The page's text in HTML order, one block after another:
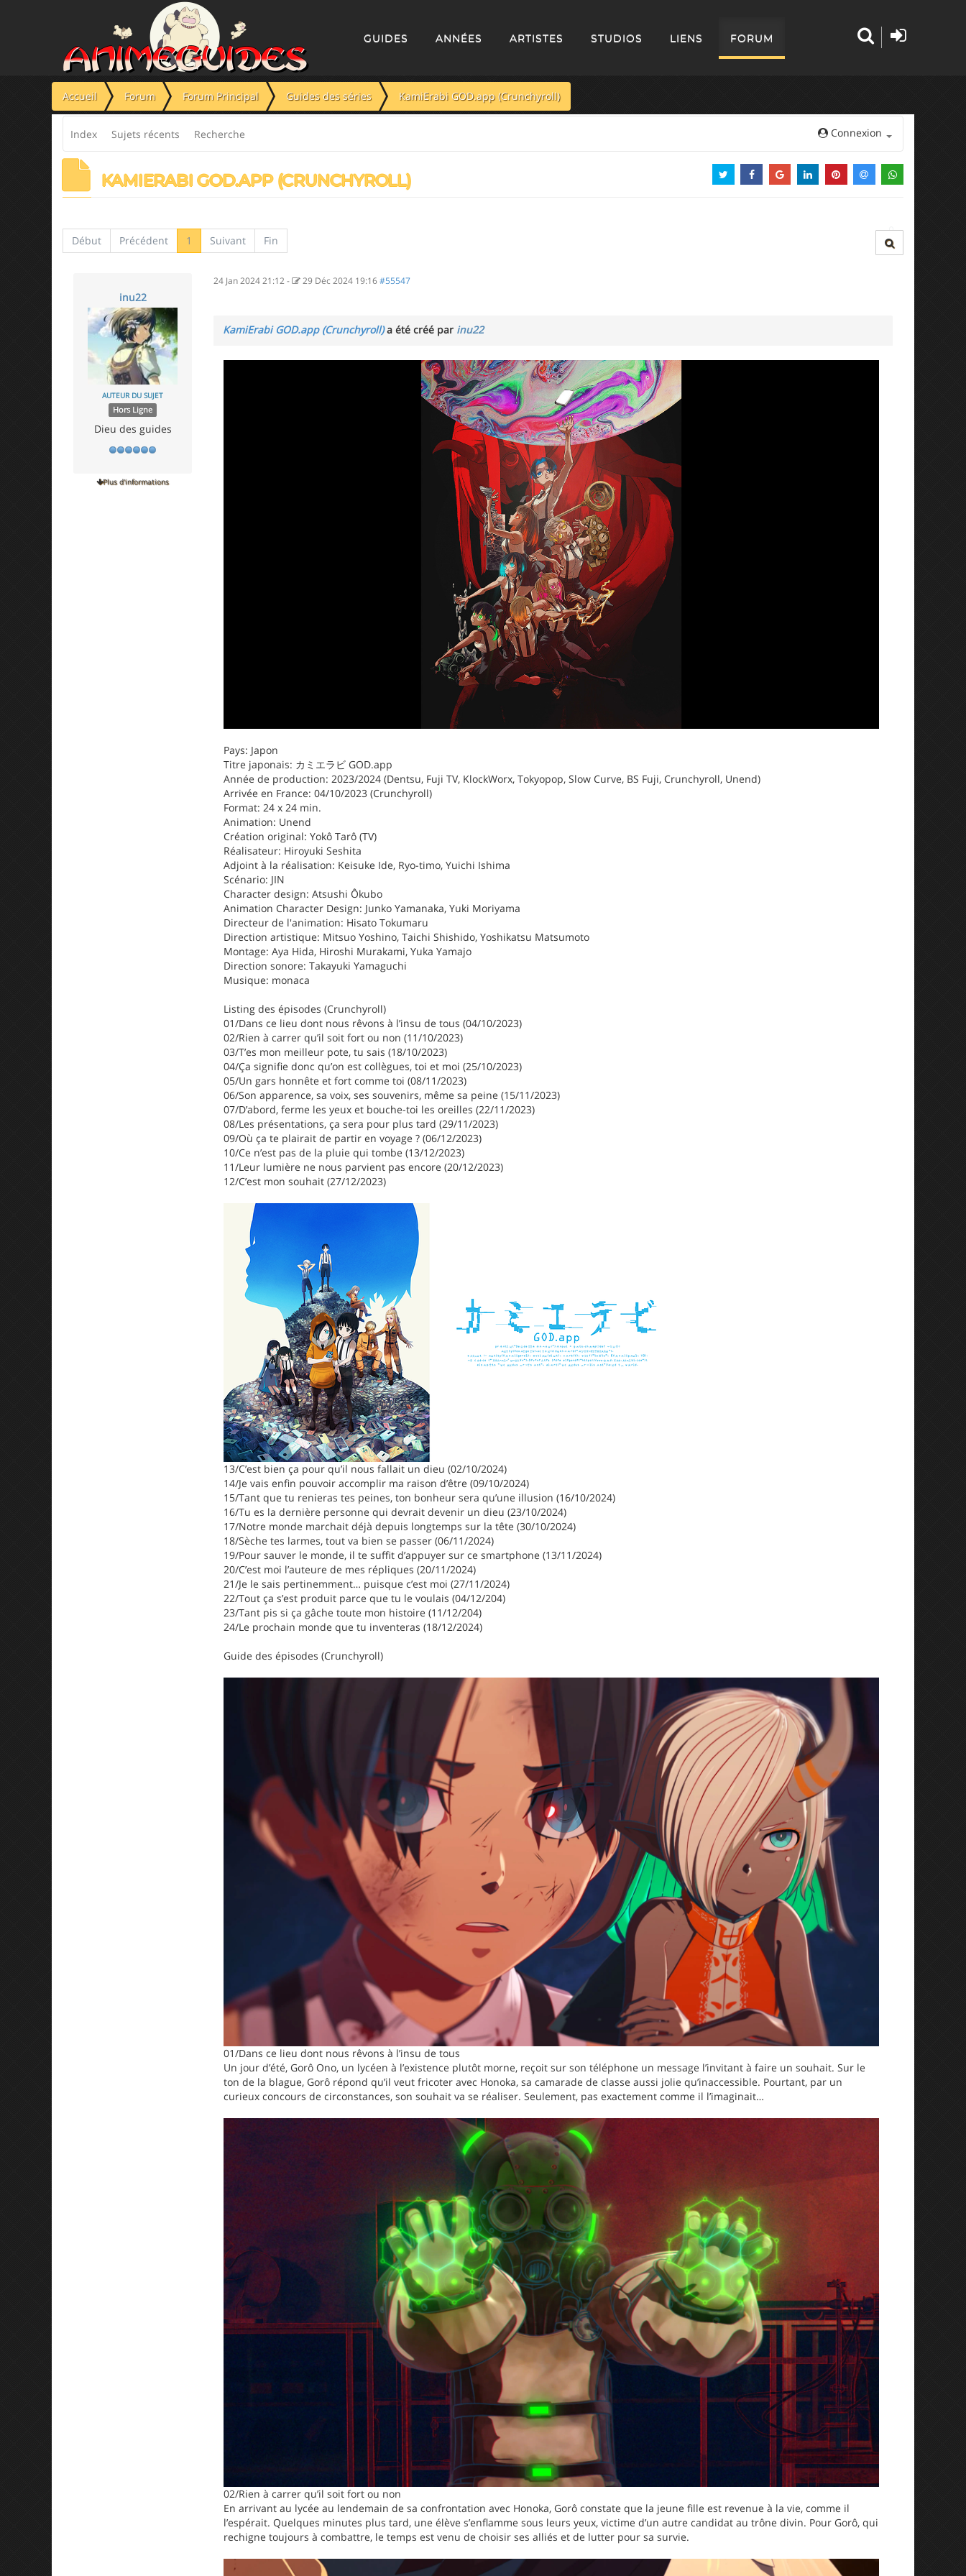
GUIDES ANNÉES ARTISTES STUDIOS LIENS FORUM
Accueil Forum Forum Principal Guides des séries KamiErabi GOD.app (Crunchyroll)
Index Sujets récents Recherche Connexion
KAMIERABI GOD.APP (CRUNCHYROLL)
Début Précédent 1 Suivant Fin
inu22
AUTEUR DU SUJET
Hors Ligne
Dieu des guides
Plus d'informations
24 Jan 2024 21:12 - 29 Déc 2024 19:16#55547
KamiErabi GOD.app (Crunchyroll)a été créé par inu22
Pays: Japon
Titre japonais: カミエラビ GOD.app
Année de production: 2023/2024 (Dentsu, Fuji TV, KlockWorx, Tokyopop, Slow Curve, BS Fuji, Crunchyroll, Unend)
Arrivée en France: 04/10/2023 (Crunchyroll)
Format: 24 x 24 min.
Animation: Unend
Création original: Yokô Tarô (TV)
Réalisateur: Hiroyuki Seshita
Adjoint à la réalisation: Keisuke Ide, Ryo-timo, Yuichi Ishima
Scénario: JIN
Character design: Atsushi Ôkubo
Animation Character Design: Junko Yamanaka, Yuki Moriyama
Directeur de l'animation: Hisato Tokumaru
Direction artistique: Mitsuo Yoshino, Taichi Shishido, Yoshikatsu Matsumoto
Montage: Aya Hida, Hiroshi Murakami, Yuka Yamajo
Direction sonore: Takayuki Yamaguchi
Musique: monaca
Listing des épisodes (Crunchyroll)
01/Dans ce lieu dont nous rêvons à l’insu de tous (04/10/2023)
02/Rien à carrer qu’il soit fort ou non (11/10/2023)
03/T’es mon meilleur pote, tu sais (18/10/2023)
04/Ça signifie donc qu’on est collègues, toi et moi (25/10/2023)
05/Un gars honnête et fort comme toi (08/11/2023)
06/Son apparence, sa voix, ses souvenirs, même sa peine (15/11/2023)
07/D’abord, ferme les yeux et bouche-toi les oreilles (22/11/2023)
08/Les présentations, ça sera pour plus tard (29/11/2023)
09/Où ça te plairait de partir en voyage ? (06/12/2023)
10/Ce n’est pas de la pluie qui tombe (13/12/2023)
11/Leur lumière ne nous parvient pas encore (20/12/2023)
12/C’est mon souhait (27/12/2023)
13/C’est bien ça pour qu’il nous fallait un dieu (02/10/2024)
14/Je vais enfin pouvoir accomplir ma raison d’être (09/10/2024)
15/Tant que tu renieras tes peines, ton bonheur sera qu’une illusion (16/10/2024)
16/Tu es la dernière personne qui devrait devenir un dieu (23/10/2024)
17/Notre monde marchait déjà depuis longtemps sur la tête (30/10/2024)
18/Sèche tes larmes, tout va bien se passer (06/11/2024)
19/Pour sauver le monde, il te suffit d’appuyer sur ce smartphone (13/11/2024)
20/C’est moi l’auteure de mes répliques (20/11/2024)
21/Je le sais pertinemment… puisque c’est moi (27/11/2024)
22/Tout ça s’est produit parce que tu le voulais (04/12/204)
23/Tant pis si ça gâche toute mon histoire (11/12/204)
24/Le prochain monde que tu inventeras (18/12/2024)
Guide des épisodes (Crunchyroll)
01/Dans ce lieu dont nous rêvons à l’insu de tous
Un jour d’été, Gorô Ono, un lycéen à l’existence plutôt morne, reçoit sur son téléphone un message l’invitant à faire un souhait. Sur le
ton de la blague, Gorô répond qu’il veut fricoter avec Honoka, sa camarade de classe aussi jolie qu’inaccessible. Pourtant, par un
curieux concours de circonstances, son souhait va se réaliser. Seulement, pas exactement comme il l’imaginait…
02/Rien à carrer qu’il soit fort ou non
En arrivant au lycée au lendemain de sa confrontation avec Honoka, Gorô constate que la jeune fille est revenue à la vie, comme il
l’espérait. Quelques minutes plus tard, une élève s’enflamme sous leurs yeux, victime d’un autre candidat au trône divin. Pour Gorô, qui
rechigne toujours à combattre, le temps est venu de choisir ses alliés et de lutter pour sa survie.